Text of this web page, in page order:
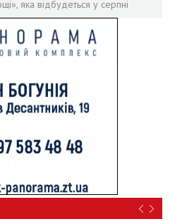
яка відбудеться у серпні